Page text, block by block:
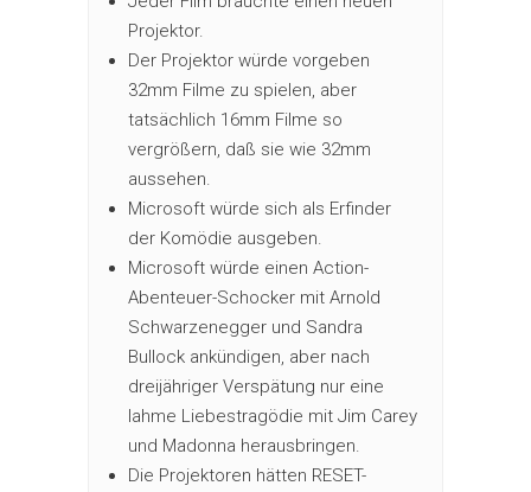
Projektor.
Der Projektor würde vorgeben
32mm Filme zu spielen, aber
tatsächlich 16mm Filme so
vergrößern, daß sie wie 32mm
aussehen.
Microsoft würde sich als Erfinder
der Komödie ausgeben.
Microsoft würde einen Action-
Abenteuer-Schocker mit Arnold
Schwarzenegger und Sandra
Bullock ankündigen, aber nach
dreijähriger Verspätung nur eine
lahme Liebestragödie mit Jim Carey
und Madonna herausbringen.
Die Projektoren hätten RESET-